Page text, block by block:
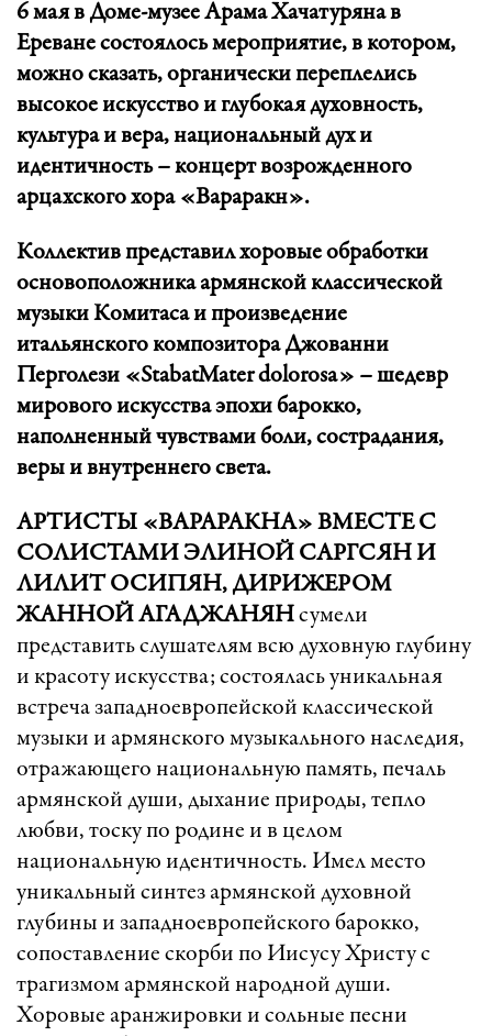
6 мая в Доме-музее Арама Хачатуряна в
Ереване состоялось мероприятие, в котором,
можно сказать, органически переплелись
высокое искусство и глубокая духовность,
культура и вера, национальный дух и
идентичность – концерт возрожденного
арцахского хора «Вараракн».
Коллектив представил хоровые обработки
основоположника армянской классической
музыки Комитаса и произведение
итальянского композитора Джованни
Перголези «StabatMater dolorosa» – шедевр
мирового искусства эпохи барокко,
наполненный чувствами боли, сострадания,
веры и внутреннего света.
АРТИСТЫ «ВАРАРАКНА» ВМЕСТЕ С
СОЛИСТАМИ ЭЛИНОЙ САРГСЯН И
ЛИЛИТ ОСИПЯН, ДИРИЖЕРОМ
ЖАННОЙ АГАДЖАНЯНсумели
представить слушателям всю духовную глубину
и красоту искусства; состоялась уникальная
встреча западноевропейской классической
музыки и армянского музыкального наследия,
отражающего национальную память, печаль
армянской души, дыхание природы, тепло
любви, тоску по родине и в целом
национальную идентичность. Имел место
уникальный синтез армянской духовной
глубины и западноевропейского барокко,
сопоставление скорби по Иисусу Христу с
трагизмом армянской народной души.
Хоровые аранжировки и сольные песни